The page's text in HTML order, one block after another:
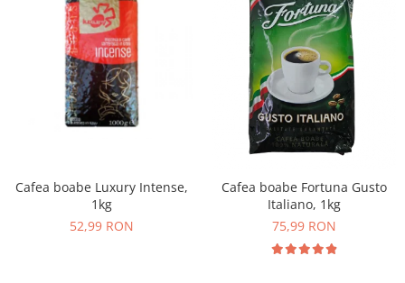
Cafea boabe Luxury Intense,
1kg
52,99 RON
Cafea boabe Fortuna Gusto
Italiano, 1kg
75,99 RON